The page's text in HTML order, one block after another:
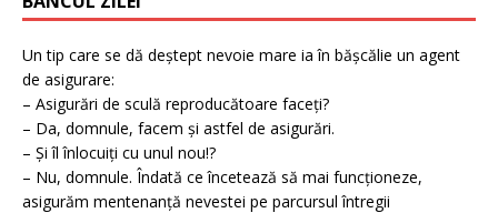
Un tip care se dă deștept nevoie mare ia în bășcălie un agent
de asigurare:
– Asigurări de sculă reproducătoare faceți?
– Da, domnule, facem și astfel de asigurări.
– Și îl înlocuiți cu unul nou!?
– Nu, domnule. Îndată ce încetează să mai funcționeze,
asigurăm mentenanță nevestei pe parcursul întregii